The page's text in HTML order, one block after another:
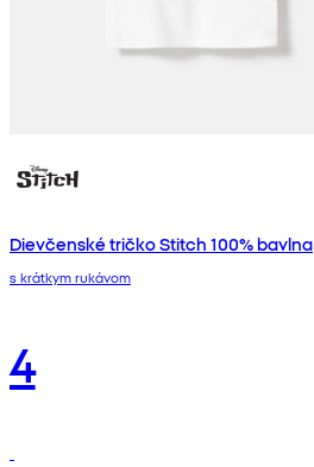
Dievčenské tričko Stitch 100% bavlna
s krátkym rukávom
4